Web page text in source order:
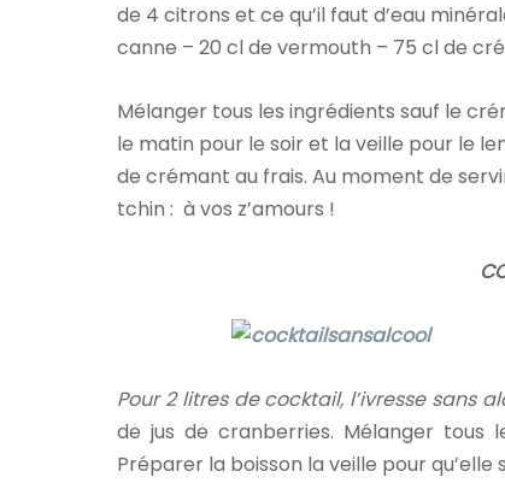
de 4 citrons et ce qu’il faut d’eau
canne – 20 cl de vermouth – 75 cl de
Mélanger tous les ingrédients sauf le
le matin pour le soir et la veille pour le
de crémant au frais. Au moment de
tchin : à vos z’amours !
Pour 2 litres de cocktail, l’ivresse sans
de jus de cranberries. Mélanger tous
Préparer la boisson la veille pour qu’elle